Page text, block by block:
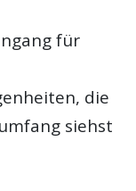
für
die
siehst